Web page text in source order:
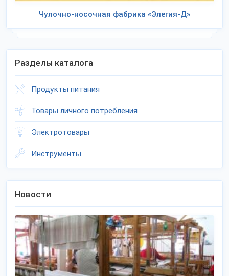
Чулочно-носочная фабрика «Элегия-Д»
Разделы каталога
Продукты питания
Товары личного потребления
Электротовары
Инструменты
Новости